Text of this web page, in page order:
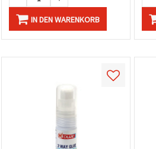
IN DEN WARENKORB